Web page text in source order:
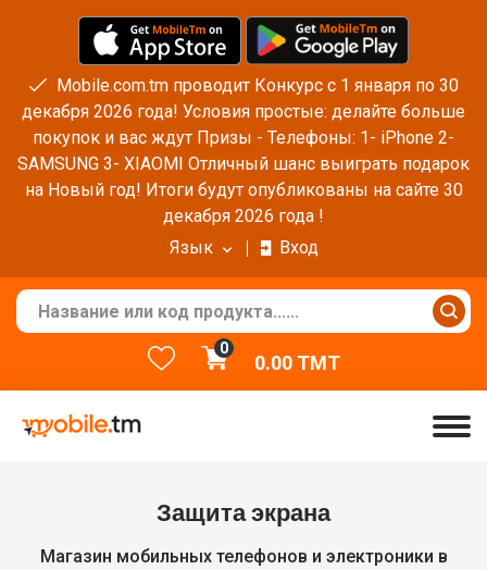
Mobile.com.tm проводит Конкурс с 1 января по 30
декабря 2026 года! Условия простые: делайте больше
покупок и вас ждут Призы - Телефоны: 1- iPhone 2-
SAMSUNG 3- XIAOMI Отличный шанс выиграть подарок
на Новый год! Итоги будут опубликованы на сайте 30
декабря 2026 года !
Язык
Вход
0
0.00TMT
Защита экрана
Магазин мобильных телефонов и электроники в